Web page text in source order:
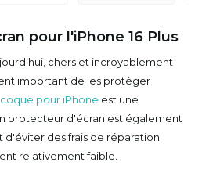
pour l'iPhone 16 Plus
chers et incroyablement
important de les protéger
coque pour iPhone est une
protecteur d'écran est également
d'éviter des frais de réparation
relativement faible.